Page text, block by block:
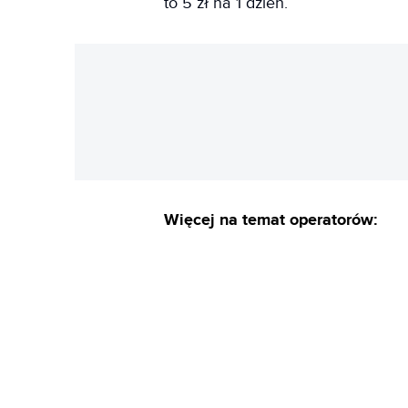
Więcej na temat operatorów: